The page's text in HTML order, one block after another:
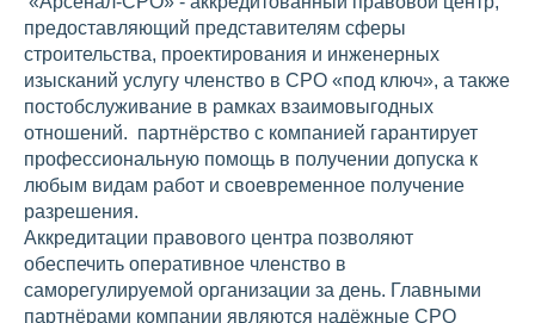
предоставляющий представителям сферы
строительства, проектирования и инженерных
изысканий услугу членство в СРО «под ключ», а также
постобслуживание в рамках взаимовыгодных
отношений. партнёрство с компанией гарантирует
профессиональную помощь в получении допуска к
любым видам работ и своевременное получение
разрешения.
Аккредитации правового центра позволяют
обеспечить оперативное членство в
саморегулируемой организации за день. Главными
партнёрами компании являются надёжные СРО